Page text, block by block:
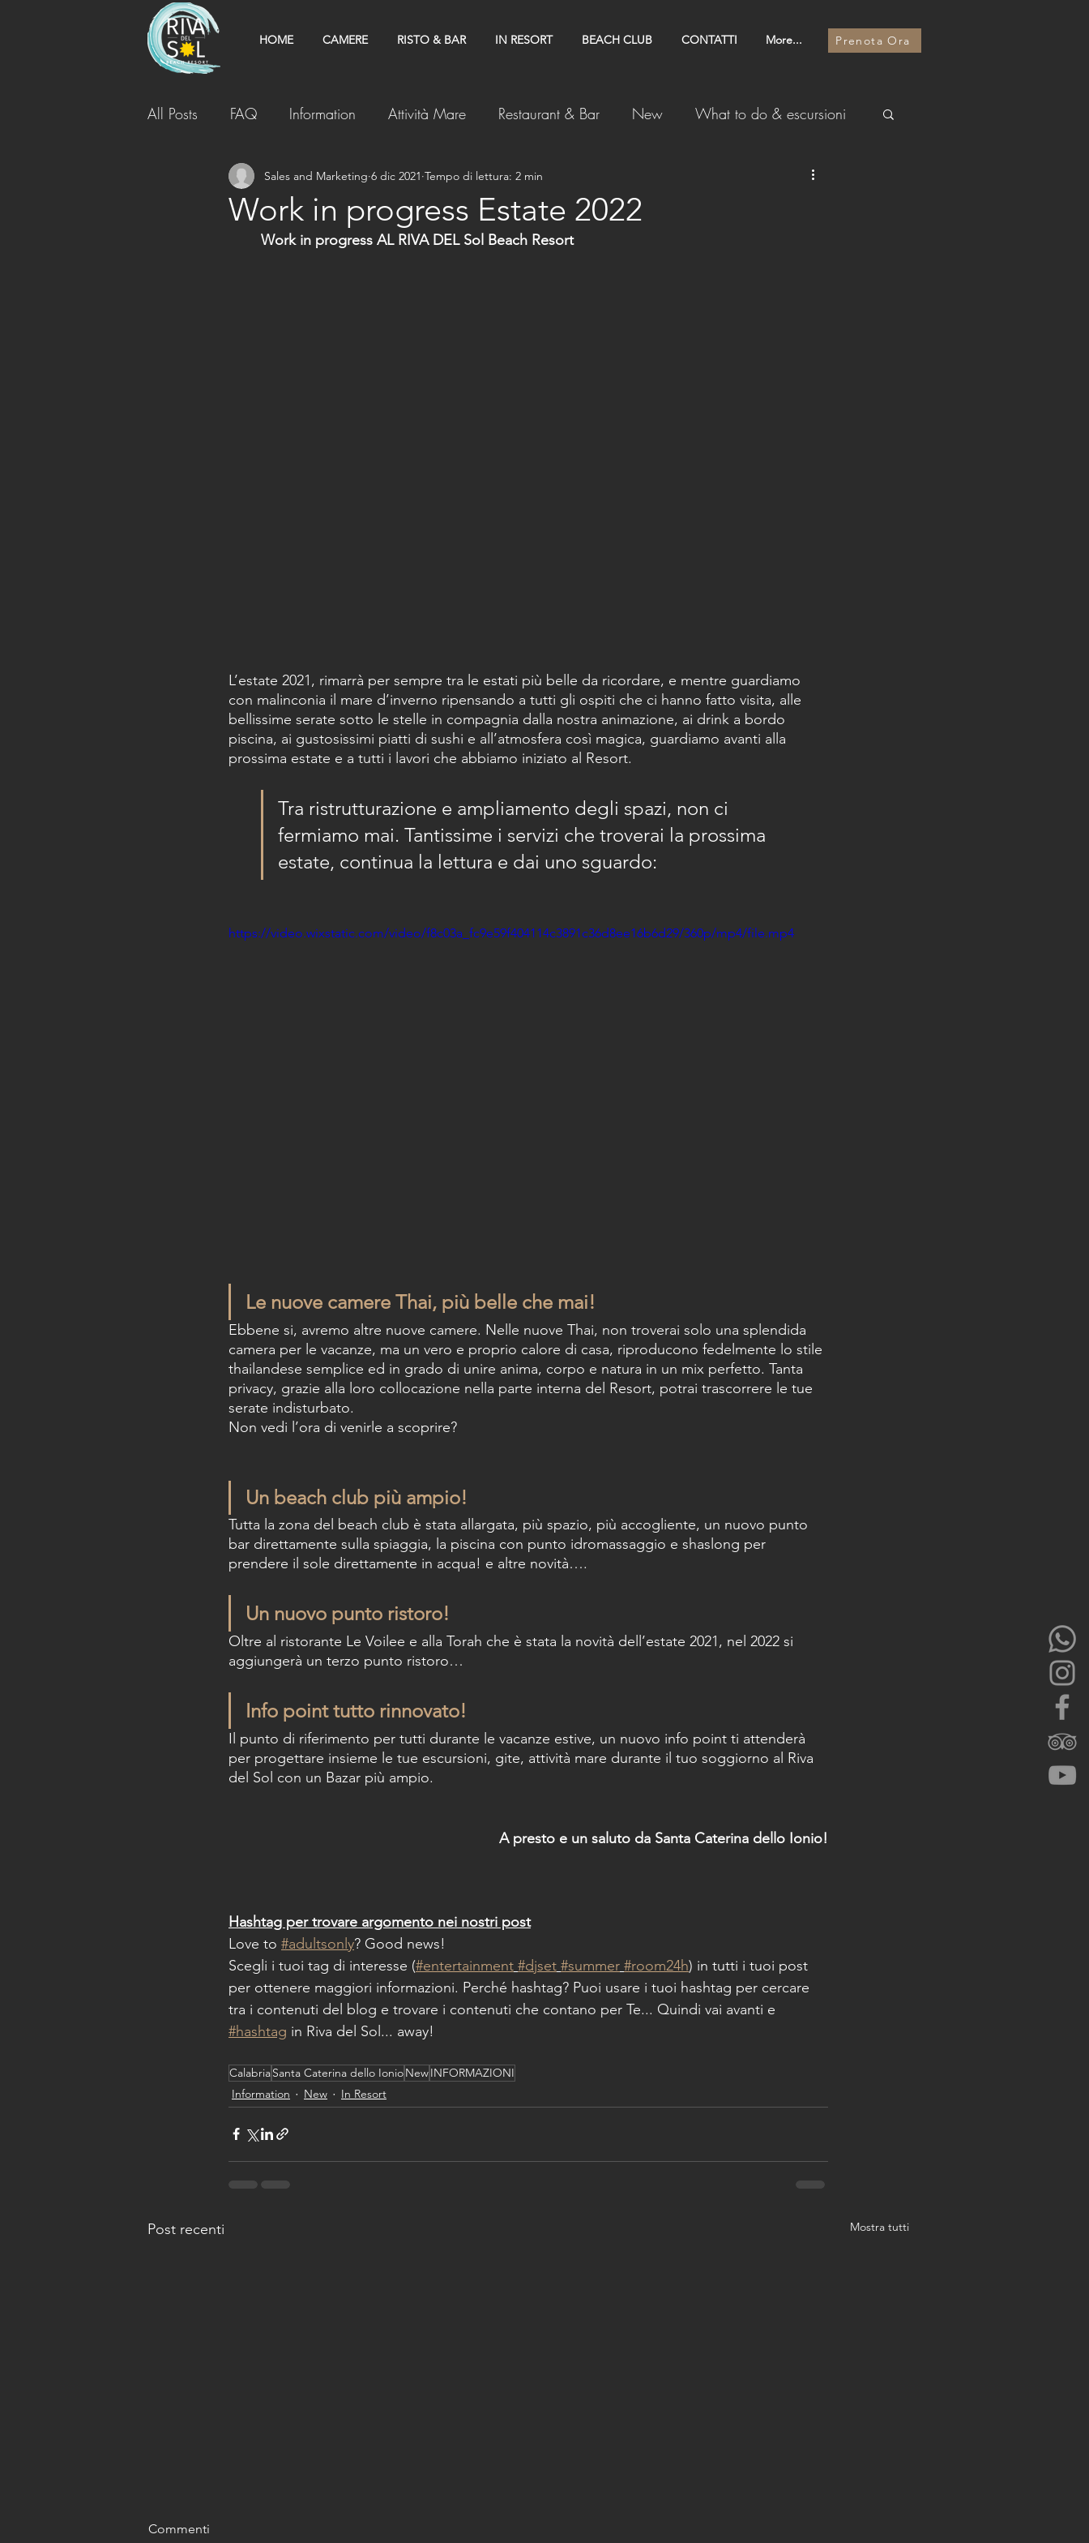
HOME CAMERE RISTO & BAR IN RESORT BEACH CLUB CONTATTI More... Prenota Ora
All Posts FAQ Information Attività Mare Restaurant & Bar New What to do & escursioni
In Resort Entertainment
Work in progress Estate 2022
Sales and Marketing 6 dic 2021 Tempo di lettura: 2 min
Work in progress AL RIVA DEL Sol Beach Resort
L’estate 2021, rimarrà per sempre tra le estati più belle da ricordare, e mentre guardiamo
con malinconia il mare d’inverno ripensando a tutti gli ospiti che ci hanno fatto visita, alle
bellissime serate sotto le stelle in compagnia dalla nostra animazione, ai drink a bordo
piscina, ai gustosissimi piatti di sushi e all’atmosfera così magica, guardiamo avanti alla
prossima estate e a tutti i lavori che abbiamo iniziato al Resort.
Tra ristrutturazione e ampliamento degli spazi, non ci
fermiamo mai. Tantissime i servizi che troverai la prossima
estate, continua la lettura e dai uno sguardo:
https://video.wixstatic.com/video/f8c03a_fc9e59f404114c3891c36d8ee16b6d29/360p/mp4/file.mp4
Le nuove camere Thai, più belle che mai!
Ebbene si, avremo altre nuove camere. Nelle nuove Thai, non troverai solo una splendida
camera per le vacanze, ma un vero e proprio calore di casa, riproducono fedelmente lo stile
thailandese semplice ed in grado di unire anima, corpo e natura in un mix perfetto. Tanta
privacy, grazie alla loro collocazione nella parte interna del Resort, potrai trascorrere le tue
serate indisturbato.
Non vedi l’ora di venirle a scoprire?
Un beach club più ampio!
Tutta la zona del beach club è stata allargata, più spazio, più accogliente, un nuovo punto
bar direttamente sulla spiaggia, la piscina con punto idromassaggio e shaslong per
prendere il sole direttamente in acqua! e altre novità….
Un nuovo punto ristoro!
Oltre al ristorante Le Voilee e alla Torah che è stata la novità dell’estate 2021, nel 2022 si
aggiungerà un terzo punto ristoro…
Info point tutto rinnovato!
Il punto di riferimento per tutti durante le vacanze estive, un nuovo info point ti attenderà
per progettare insieme le tue escursioni, gite, attività mare durante il tuo soggiorno al Riva
del Sol con un Bazar più ampio.
A presto e un saluto da Santa Caterina dello Ionio!
Hashtag per trovare argomento nei nostri post
Love to #adultsonly? Good news!
Scegli i tuoi tag di interesse (#entertainment #djset #summer #room24h) in tutti i tuoi post
per ottenere maggiori informazioni. Perché hashtag? Puoi usare i tuoi hashtag per cercare
tra i contenuti del blog e trovare i contenuti che contano per Te... Quindi vai avanti e
#hashtag in Riva del Sol... away!
CalabriaSanta Caterina dello IonioNewINFORMAZIONI
Information
New In Resort
Post recenti Mostra tutti
Commenti